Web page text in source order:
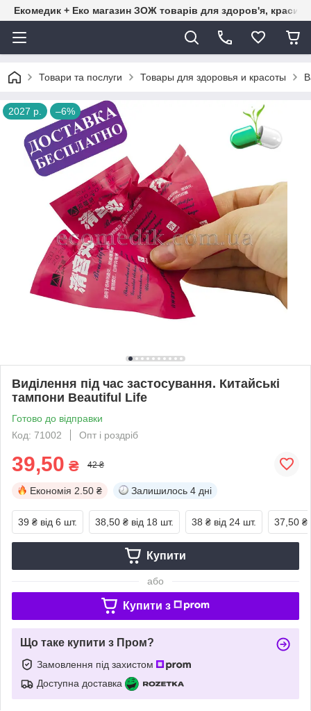
Екомедик + Еко магазин ЗОЖ товарів для здоров'я, краси
Товари та послуги Товары для здоровья и красоты
2027 р. –6%
Виділення під час застосування. Китайські
тампони Beautiful Life
Готово до відправки
Код: 71002
Опт і роздріб
39,50 ₴ 42 ₴
Економія 2.50 ₴ Залишилось 4 дні
39 ₴ від 6 шт. 38,50 ₴ від 18 шт. 38 ₴ від 24 шт. 37,50 ₴
Купити
або
Купити з
Що таке купити з Пром?
Замовлення під захистом
Доступна доставка